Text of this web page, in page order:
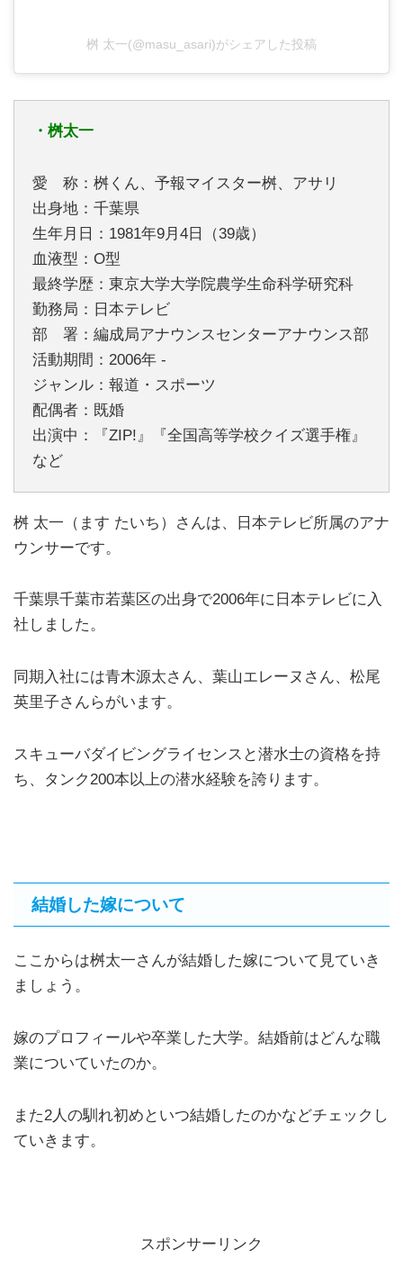
桝 太一(@masu_asari)がシェアした投稿
・桝太一
愛 称：桝くん、予報マイスター桝、アサリ
出身地：千葉県
生年月日：1981年9月4日（39歳）
血液型：O型
最終学歴：東京大学大学院農学生命科学研究科
勤務局：日本テレビ
部 署：編成局アナウンスセンターアナウンス部
活動期間：2006年 -
ジャンル：報道・スポーツ
配偶者：既婚
出演中：『ZIP!』『全国高等学校クイズ選手権』
など
桝 太一（ます たいち）さんは、日本テレビ所属のアナ
ウンサーです。
千葉県千葉市若葉区の出身で2006年に日本テレビに入
社しました。
同期入社には青木源太さん、葉山エレーヌさん、松尾
英里子さんらがいます。
スキューバダイビングライセンスと潜水士の資格を持
ち、タンク200本以上の潜水経験を誇ります。
結婚した嫁について
ここからは桝太一さんが結婚した嫁について見ていき
ましょう。
嫁のプロフィールや卒業した大学。結婚前はどんな職
業についていたのか。
また2人の馴れ初めといつ結婚したのかなどチェックし
ていきます。
スポンサーリンク